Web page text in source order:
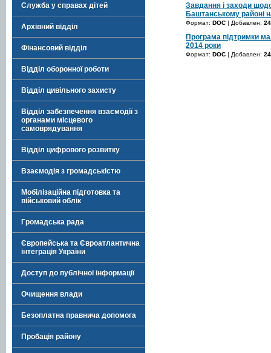
Служба у справах дітей
Архівний відділ
Фінансовий відділ
Відділ оборонної роботи
Відділ цивільного захисту
Відділ забезпечення взаємодії з
органами місцевого
самоврядування
Відділ цифрового розвитку
Взаємодія з громадськістю
Мобілізаційна підготовка та
військовий облік
Громадська рада
Європейська та Євроатлантична
інтеграція України
Доступ до публічної інформації
Очищення влади
Безоплатна правнича допомога
Пробація району
Завдання і заходи
Баштанському районі
Формат: DOC | Добавлен:
Програма підтримки
2014 роки
Формат: DOC | Добавлен: